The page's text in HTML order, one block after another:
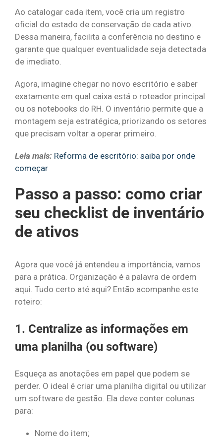
Ao catalogar cada item, você cria um registro
oficial do estado de conservação de cada ativo.
Dessa maneira, facilita a conferência no destino e
garante que qualquer eventualidade seja detectada
de imediato.
Agora, imagine chegar no novo escritório e saber
exatamente em qual caixa está o roteador principal
ou os notebooks do RH. O inventário permite que a
montagem seja estratégica, priorizando os setores
que precisam voltar a operar primeiro.
Leia mais: Reforma de escritório: saiba por onde
começar
Passo a passo: como criar
seu checklist de inventário
de ativos
Agora que você já entendeu a importância, vamos
para a prática. Organização é a palavra de ordem
aqui. Tudo certo até aqui? Então acompanhe este
roteiro:
1. Centralize as informações em
uma planilha (ou software)
Esqueça as anotações em papel que podem se
perder. O ideal é criar uma planilha digital ou utilizar
um software de gestão. Ela deve conter colunas
para:
Nome do item;